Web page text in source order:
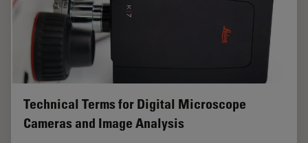
Technical Terms for Digital Microscope
Cameras and Image Analysis